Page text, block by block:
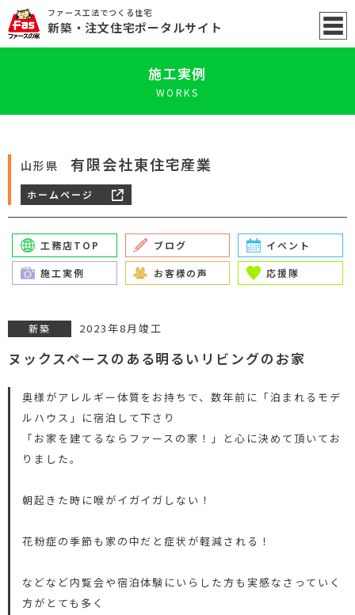
ファース工法でつくる住宅
新築 ・注文住宅ポータルサイト
施工実例
WORKS
山形県 有限会社東住宅産業
ホームページ
工務店TOP ブログ イベント
施工実例 お客様の声 応援隊
新築 2023年8月竣工
ヌックスペースのある明るいリビングのお家
奥様がアレルギー体質をお持ちで、数年前に「泊まれるモデ
ルハウス」に宿泊して下さり
「お家を建てるならファースの家！」と心に決めて頂いてお
りました。
朝起きた時に喉がイガイガしない！
花粉症の季節も家の中だと症状が軽減される！
などなど内覧会や宿泊体験にいらした方も実感なさっていく
方がとても多く